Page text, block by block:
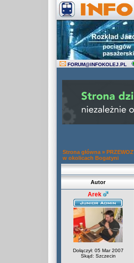
FORUM@INFOKOLEJ.PL
Strona główna »
w okolicach Bogatyni
Autor
Arek
Dołączył: 05 Mar 2007
Skąd: Szczecin